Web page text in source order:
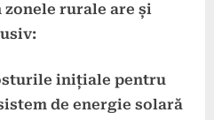
rurale are și
inițiale pentru
de energie solară